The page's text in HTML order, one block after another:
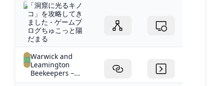
「洞窟に光るキノ
コ」を攻略してき
ました - ゲームブ
ログちゅこっと陽
だまる
Warwick and
Leamington
Beekeepers –...